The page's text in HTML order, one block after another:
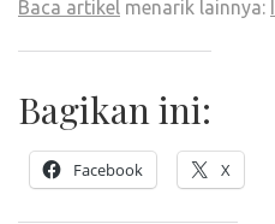
Baca artikel menarik lainnya:
Bagikan ini:
Facebook X